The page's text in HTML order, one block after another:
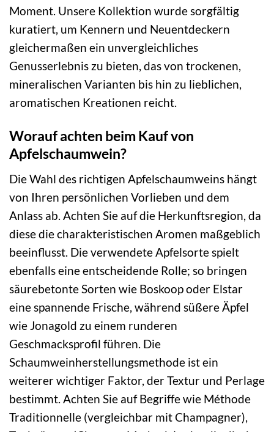
Moment. Unsere Kollektion wurde sorgfältig
kuratiert, um Kennern und Neuentdeckern
gleichermaßen ein unvergleichliches
Genusserlebnis zu bieten, das von trockenen,
mineralischen Varianten bis hin zu lieblichen,
aromatischen Kreationen reicht.
Worauf achten beim Kauf von
Apfelschaumwein?
Die Wahl des richtigen Apfelschaumweins hängt
von Ihren persönlichen Vorlieben und dem
Anlass ab. Achten Sie auf die Herkunftsregion, da
diese die charakteristischen Aromen maßgeblich
beeinflusst. Die verwendete Apfelsorte spielt
ebenfalls eine entscheidende Rolle; so bringen
säurebetonte Sorten wie Boskoop oder Elstar
eine spannende Frische, während süßere Äpfel
wie Jonagold zu einem runderen
Geschmacksprofil führen. Die
Schaumweinherstellungsmethode ist ein
weiterer wichtiger Faktor, der Textur und Perlage
bestimmt. Achten Sie auf Begriffe wie Méthode
Traditionnelle (vergleichbar mit Champagner),